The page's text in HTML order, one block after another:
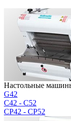
Настольные
G42
C42 - C52
CP42 - CP52